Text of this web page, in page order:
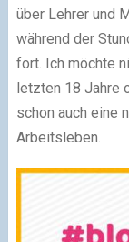
über Lehrer und
während der
fort. Ich möchte
letzten 18 Jahre
schon auch eine
Arbeitsleben.